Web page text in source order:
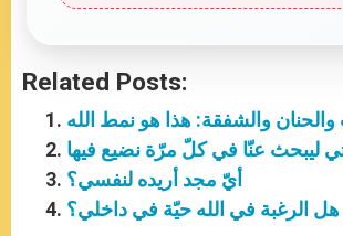
Related Posts:
والحنان والشفقة: هذا هو نمط الله
ليبحث عنّا في كلّ مرّة نضيع فيها
أيّ مجد أريده لنفسي؟
هل الرغبة في الله حيّة في داخلي؟